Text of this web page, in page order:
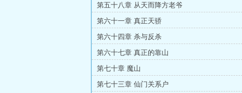
第五十八章 从天而降方老爷
第六十一章 真正天骄
第六十四章 杀与反杀
第六十七章 真正的靠山
第七十章 魔山
第七十三章 仙门关系户